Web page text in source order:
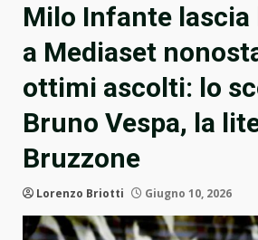
Milo Infante lascia
a Mediaset
ottimi ascolti: lo
Bruno Vespa, la
Bruzzone
Lorenzo Briotti Giugno 10, 2026